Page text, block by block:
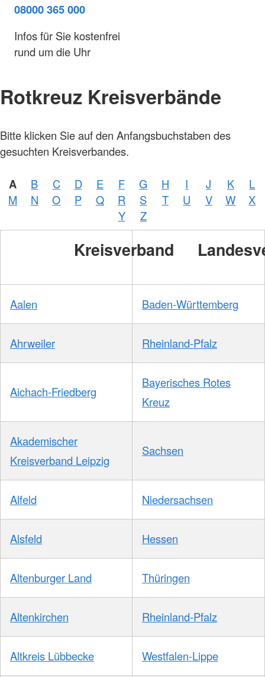
08000 365 000
Infos für Sie kostenfrei
rund um die Uhr
Rotkreuz Kreisverbände
Bitte klicken Sie auf den Anfangsbuchstaben des
gesuchten Kreisverbandes.
A B C D E F G H I J K
L
M
N O P Q R S T U V W
X
Y
Z
Kreisverband
Aalen Baden-Württemberg
Ahrweiler Rheinland-Pfalz
Aichach-Friedberg
Bayerisches Rotes
Kreuz
Akademischer
Kreisverband Leipzig
Sachsen
Alfeld Niedersachsen
Alsfeld Hessen
Altenburger Land Thüringen
Altenkirchen Rheinland-Pfalz
Altkreis Lübbecke Westfalen-Lippe